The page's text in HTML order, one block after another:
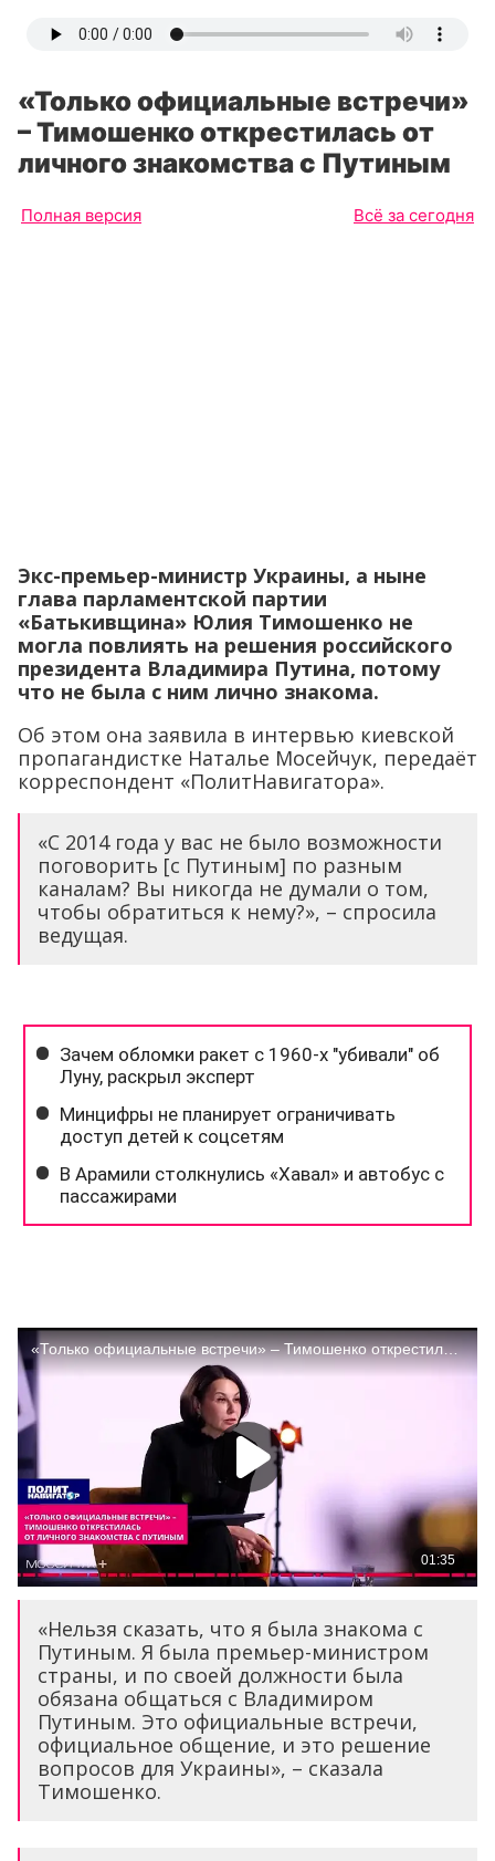
«Только официальные встречи»
– Тимошенко открестилась от
личного знакомства с Путиным
Полная версия Всё за сегодня
Экс-премьер-министр Украины, а ныне
глава парламентской партии
«Батькивщина» Юлия Тимошенко не
могла повлиять на решения российского
президента Владимира Путина, потому
что не была с ним лично знакома.
Об этом она заявила в интервью киевской
пропагандистке Наталье Мосейчук, передаёт
корреспондент «ПолитНавигатора».
«С 2014 года у вас не было возможности
поговорить [с Путиным] по разным
каналам? Вы никогда не думали о том,
чтобы обратиться к нему?», – спросила
ведущая.
«Нельзя сказать, что я была знакома с
Путиным. Я была премьер-министром
страны, и по своей должности была
обязана общаться с Владимиром
Путиным. Это официальные встречи,
официальное общение, и это решение
вопросов для Украины», – сказала
Тимошенко.